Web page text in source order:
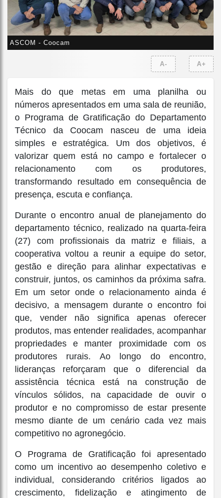
ASCOM - Coocam
A- A+
Mais do que metas em uma planilha ou
números apresentados em uma sala de reunião,
o Programa de Gratificação do Departamento
Técnico da Coocam nasceu de uma ideia
simples e estratégica. Um dos objetivos, é
valorizar quem está no campo e fortalecer o
relacionamento com os produtores,
transformando resultado em consequência de
presença, escuta e confiança.
Durante o encontro anual de planejamento do
departamento técnico, realizado na quarta-feira
(27) com profissionais da matriz e filiais, a
cooperativa voltou a reunir a equipe do setor,
gestão e direção para alinhar expectativas e
construir, juntos, os caminhos da próxima safra.
Em um setor onde o relacionamento ainda é
decisivo, a mensagem durante o encontro foi
que, vender não significa apenas oferecer
produtos, mas entender realidades, acompanhar
propriedades e manter proximidade com os
produtores rurais. Ao longo do encontro,
lideranças reforçaram que o diferencial da
assistência técnica está na construção de
vínculos sólidos, na capacidade de ouvir o
produtor e no compromisso de estar presente
mesmo diante de um cenário cada vez mais
competitivo no agronegócio.
O Programa de Gratificação foi apresentado
como um incentivo ao desempenho coletivo e
individual, considerando critérios ligados ao
crescimento, fidelização e atingimento de